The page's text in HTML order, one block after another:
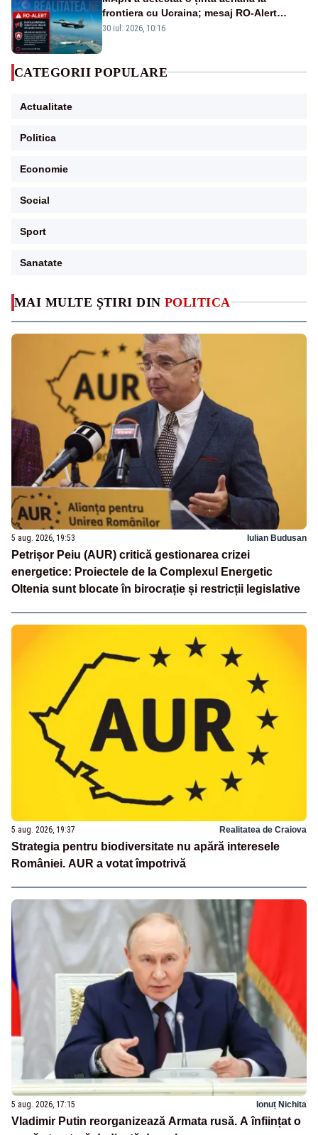
MAI MULTE ȘTIRI DIN POLITICA
5 aug. 2026, 19:53 Iulian Budusan
Petrișor Peiu (AUR) critică gestionarea crizei
energetice: Proiectele de la Complexul Energetic
Oltenia sunt blocate în birocrație și restricții legislative
5 aug. 2026, 19:37 Realitatea de Craiova
Strategia pentru biodiversitate nu apără interesele
României. AUR a votat împotrivă
5 aug. 2026, 17:15 Ionuț Nichita
Vladimir Putin reorganizează Armata rusă. A înființat o
frontiera cu Ucraina; mesaj RO-Alert
transmis în județul Tulcea
30 iul. 2026, 10:16
CATEGORII POPULARE
Actualitate
Politica
Economie
Social
Sport
Sanatate